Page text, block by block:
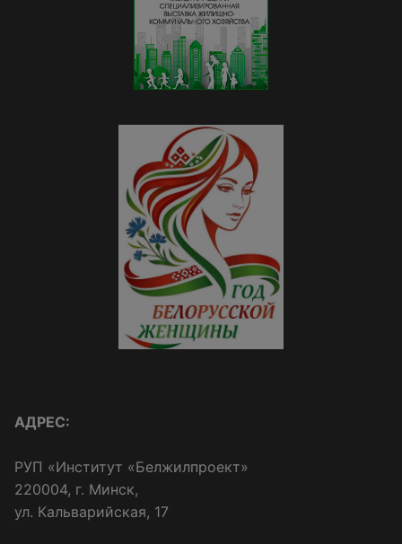
АДРЕС:
РУП «Институт «Белжилпроект»
220004, г. Минск,
ул. Кальварийская, 17